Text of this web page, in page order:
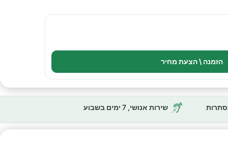
הזמנה \ הצעת מחיר
שירות אנושי, 7 ימים בשבוע